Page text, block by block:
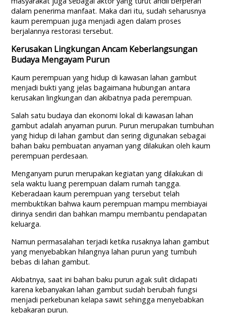
dalam penerima manfaat. Maka dari itu, sudah seharusnya
kaum perempuan juga menjadi agen dalam proses
berjalannya restorasi tersebut.
Kerusakan Lingkungan Ancam Keberlangsungan
Budaya Mengayam Purun
Kaum perempuan yang hidup di kawasan lahan gambut
menjadi bukti yang jelas bagaimana hubungan antara
kerusakan lingkungan dan akibatnya pada perempuan.
Salah satu budaya dan ekonomi lokal di kawasan lahan
gambut adalah anyaman purun. Purun merupakan tumbuhan
yang hidup di lahan gambut dan sering digunakan sebagai
bahan baku pembuatan anyaman yang dilakukan oleh kaum
perempuan perdesaan.
Menganyam purun merupakan kegiatan yang dilakukan di
sela waktu luang perempuan dalam rumah tangga.
Keberadaan kaum perempuan yang tersebut telah
membuktikan bahwa kaum perempuan mampu membiayai
dirinya sendiri dan bahkan mampu membantu pendapatan
keluarga.
Namun permasalahan terjadi ketika rusaknya lahan gambut
yang menyebabkan hilangnya lahan purun yang tumbuh
bebas di lahan gambut.
Akibatnya, saat ini bahan baku purun agak sulit didapati
karena kebanyakan lahan gambut sudah berubah fungsi
menjadi perkebunan kelapa sawit sehingga menyebabkan
kebakaran purun.